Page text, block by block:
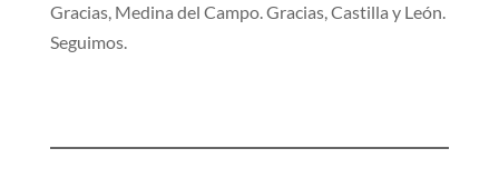
Gracias, Medina del Campo. Gracias, Castilla y León.
Seguimos.